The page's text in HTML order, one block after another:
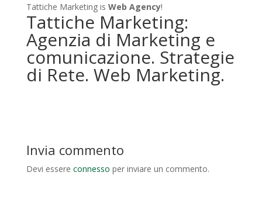
Tattiche Marketing is Web Agency!
Tattiche Marketing:
Agenzia di Marketing e
comunicazione. Strategie
di Rete. Web Marketing.
Invia commento
Devi essere connesso per inviare un commento.